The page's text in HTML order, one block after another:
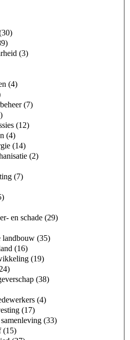
(30)
(89)
Waterbeschikbaarheid (3)
Waterwingebieden (4)
Agrarisch natuurbeheer (7)
Gasvormige emissies (12)
Biobased bouwen (4)
(Duurzame) energie (14)
Fossielvrije Mechanisatie (2)
Monomestvergisting (7)
(5)
Flora, faunabeheer- en schade (29)
Natuurinclusieve landbouw (35)
Kruidenrijk grasland (16)
Scholing en ontwikkeling (19)
fitheid (24)
Arbeid en Werkgeverschap (38)
Internationale medewerkers (4)
Agrarische huisvesting (17)
Interactie met de samenleving (33)
Vrouw & Bedrijf (15)